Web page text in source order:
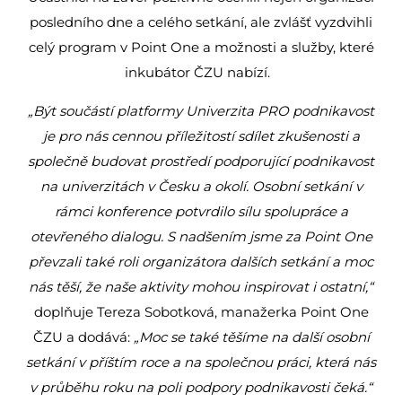
posledního dne a celého setkání, ale zvlášť vyzdvihli
celý program v Point One a možnosti a služby, které
inkubátor ČZU nabízí.
„Být součástí platformy Univerzita PRO podnikavost
je pro nás cennou příležitostí sdílet zkušenosti a
společně budovat prostředí podporující podnikavost
na univerzitách v Česku a okolí. Osobní setkání v
rámci konference potvrdilo sílu spolupráce a
otevřeného dialogu. S nadšením jsme za Point One
převzali také roli organizátora dalších setkání a moc
nás těší, že naše aktivity mohou inspirovat i ostatní,“
doplňuje Tereza Sobotková, manažerka Point One
ČZU a dodává: „Moc se také těšíme na další osobní
setkání v příštím roce a na společnou práci, která nás
v průběhu roku na poli podpory podnikavosti čeká.“